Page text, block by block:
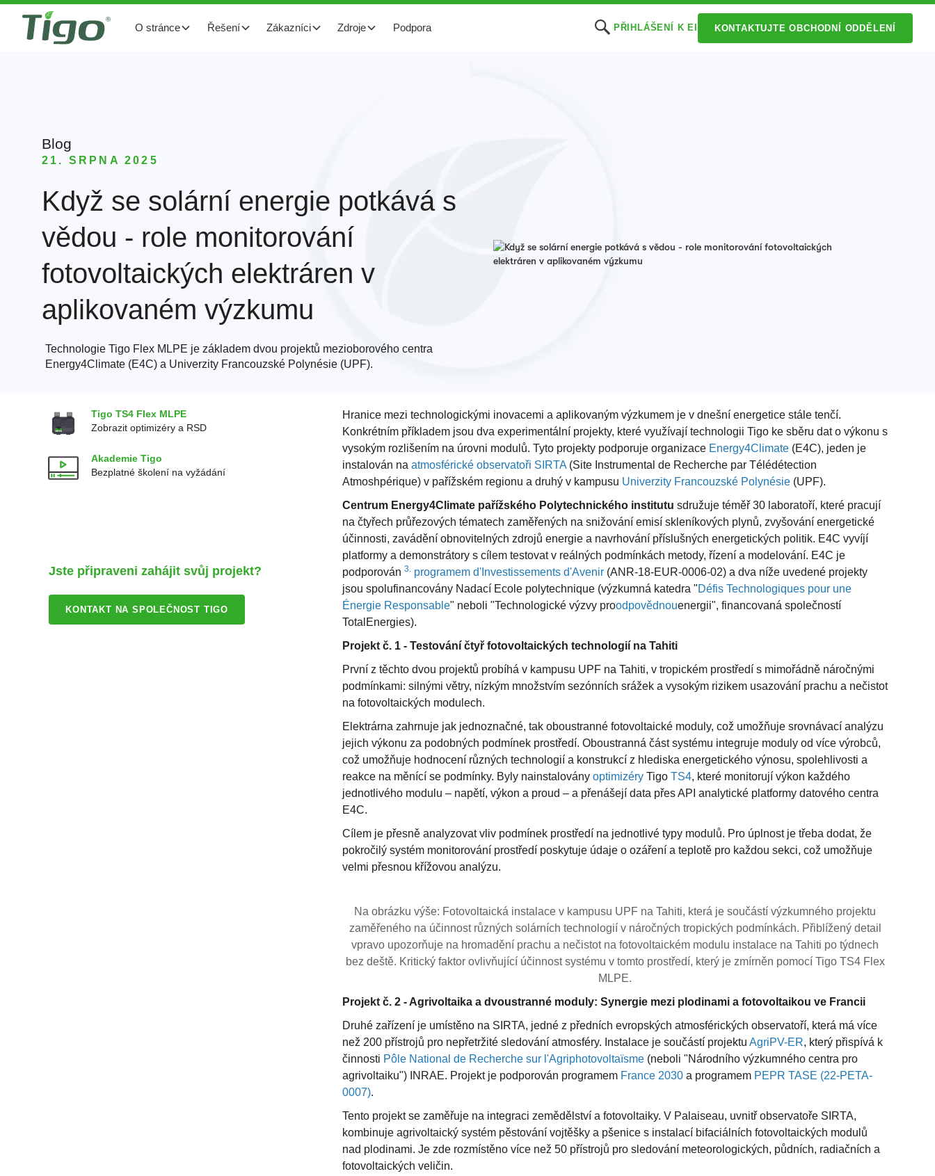
O stránce Řešení Zákazníci Zdroje Podpora PŘIHLÁŠENÍ K EI KONTAKTUJTE OBCHODNÍ ODDĚLENÍ
Blog
21. SRPNA 2025
Když se solární energie potkává s
vědou - role monitorování
fotovoltaických elektráren v
aplikovaném výzkumu
Technologie Tigo Flex MLPE je základem dvou projektů mezioborového centra
Energy4Climate (E4C) a Univerzity Francouzské Polynésie (UPF).
Tigo TS4 Flex MLPE
Zobrazit optimizéry a RSD
Akademie Tigo
Bezplatné školení na vyžádání
Jste připraveni zahájit svůj projekt?
KONTAKT NA SPOLEČNOST TIGO
Hranice mezi technologickými inovacemi a aplikovaným výzkumem je v dnešní energetice stále tenčí.
Konkrétním příkladem jsou dva experimentální projekty, které využívají technologii Tigo ke sběru dat o výkonu s
vysokým rozlišením na úrovni modulů. Tyto projekty podporuje organizace Energy4Climate(E4C), jeden je
instalován na atmosférické observatoři SIRTA(Site Instrumental de Recherche par Télédétection
Atmoshpérique) v pařížském regionu a druhý v kampusu Univerzity Francouzské Polynésie(UPF).
Centrum Energy4Climate pařížského Polytechnického institutu sdružuje téměř 30 laboratoří, které pracují
na čtyřech průřezových tématech zaměřených na snižování emisí skleníkových plynů, zvyšování energetické
účinnosti, zavádění obnovitelných zdrojů energie a navrhování příslušných energetických politik. E4C vyvíjí
platformy a demonstrátory s cílem testovat v reálných podmínkách metody, řízení a modelování. E4C je
podporován 3.programem d'Investissements d'Avenir(ANR-18-EUR-0006-02) a dva níže uvedené projekty
jsou spolufinancovány Nadací Ecole polytechnique (výzkumná katedra "Défis Technologiques pour une
Énergie Responsable" neboli "Technologické výzvy proodpovědnouenergii", financovaná společností
TotalEnergies).
Projekt č. 1 - Testování čtyř fotovoltaických technologií na Tahiti
První z těchto dvou projektů probíhá v kampusu UPF na Tahiti, v tropickém prostředí s mimořádně náročnými
podmínkami: silnými větry, nízkým množstvím sezónních srážek a vysokým rizikem usazování prachu a nečistot
na fotovoltaických modulech.
Elektrárna zahrnuje jak jednoznačné, tak oboustranné fotovoltaické moduly, což umožňuje srovnávací analýzu
jejich výkonu za podobných podmínek prostředí. Oboustranná část systému integruje moduly od více výrobců,
což umožňuje hodnocení různých technologií a konstrukcí z hlediska energetického výnosu, spolehlivosti a
reakce na měnící se podmínky. Byly nainstalovány optimizéryTigo TS4, které monitorují výkon každého
jednotlivého modulu – napětí, výkon a proud – a přenášejí data přes API analytické platformy datového centra
E4C.
Cílem je přesně analyzovat vliv podmínek prostředí na jednotlivé typy modulů. Pro úplnost je třeba dodat, že
pokročilý systém monitorování prostředí poskytuje údaje o ozáření a teplotě pro každou sekci, což umožňuje
velmi přesnou křížovou analýzu.
Na obrázku výše: Fotovoltaická instalace v kampusu UPF na Tahiti, která je součástí výzkumného projektu
zaměřeného na účinnost různých solárních technologií v náročných tropických podmínkách. Přiblížený detail
vpravo upozorňuje na hromadění prachu a nečistot na fotovoltaickém modulu instalace na Tahiti po týdnech
bez deště. Kritický faktor ovlivňující účinnost systému v tomto prostředí, který je zmírněn pomocí Tigo TS4 Flex
MLPE.
Projekt č. 2 - Agrivoltaika a dvoustranné moduly: Synergie mezi plodinami a fotovoltaikou ve Francii
Druhé zařízení je umístěno na SIRTA, jedné z předních evropských atmosférických observatoří, která má více
než 200 přístrojů pro nepřetržité sledování atmosféry. Instalace je součástí projektu AgriPV-ER, který přispívá k
činnosti Pôle National de Recherche sur l'Agriphotovoltaïsme(neboli "Národního výzkumného centra pro
agrivoltaiku") INRAE. Projekt je podporován programem France 2030a programem PEPR TASE (22-PETA-
0007).
Tento projekt se zaměřuje na integraci zemědělství a fotovoltaiky. V Palaiseau, uvnitř observatoře SIRTA,
kombinuje agrivoltaický systém pěstování vojtěšky a pšenice s instalací bifaciálních fotovoltaických modulů
nad plodinami. Je zde rozmístěno více než 50 přístrojů pro sledování meteorologických, půdních, radiačních a
fotovoltaických veličin.